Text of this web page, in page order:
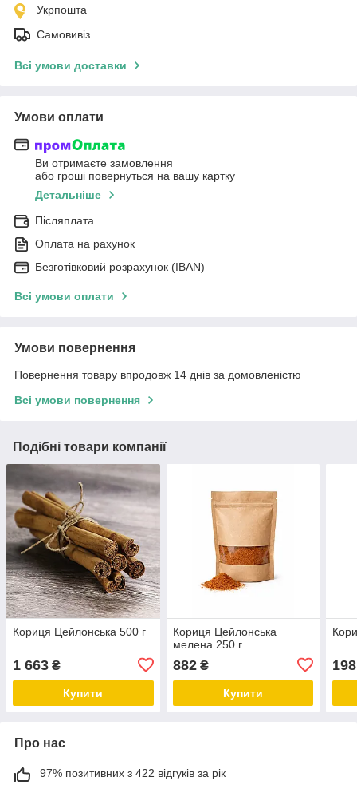
Укрпошта
Самовивіз
Всі умови доставки
Умови оплати
Ви отримаєте замовлення
або гроші повернуться на вашу картку
Детальніше
Післяплата
Оплата на рахунок
Безготівковий розрахунок (IBAN)
Всі умови оплати
Умови повернення
Повернення товару впродовж 14 днів за домовленістю
Всі умови повернення
Подібні товари компанії
Кориця Цейлонська 500 г
1 663 ₴
Купити
Кориця Цейлонська
мелена 250 г
882₴
Купити
198
Про нас
97% позитивних з 422 відгуків за рік